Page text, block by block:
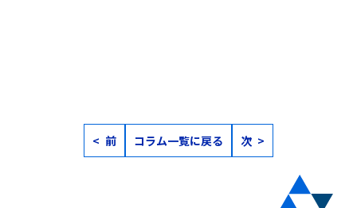
< 前 コラム一覧に戻る 次 >